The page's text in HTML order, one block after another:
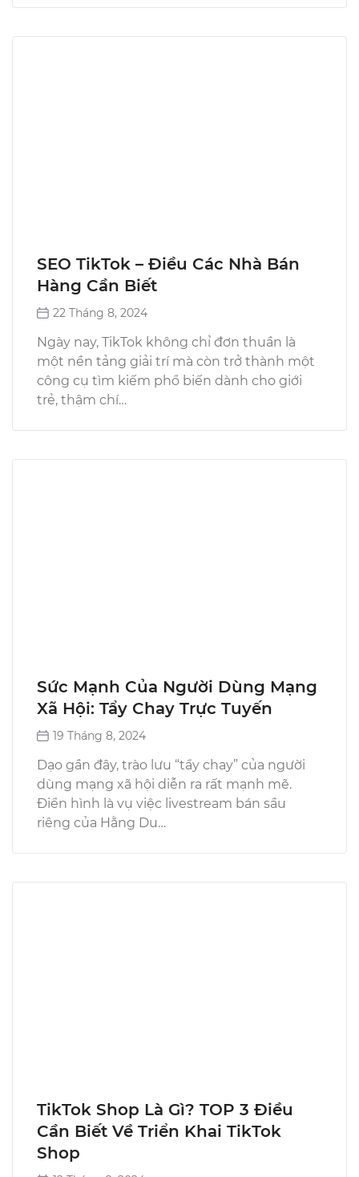
SEO TikTok – Điều Các Nhà Bán
Hàng Cần Biết
22 Tháng 8, 2024
Ngày nay, TikTok không chỉ đơn thuần là
một nền tảng giải trí mà còn trở thành một
công cụ tìm kiếm phổ biến dành cho giới
trẻ, thậm chí…
Sức Mạnh Của Người Dùng Mạng
Xã Hội: Tẩy Chay Trực Tuyến
19 Tháng 8, 2024
Dạo gần đây, trào lưu “tẩy chay” của người
dùng mạng xã hội diễn ra rất mạnh mẽ.
Điển hình là vụ việc livestream bán sầu
riêng của Hằng Du…
TikTok Shop Là Gì? TOP 3 Điều
Cần Biết Về Triển Khai TikTok
Shop